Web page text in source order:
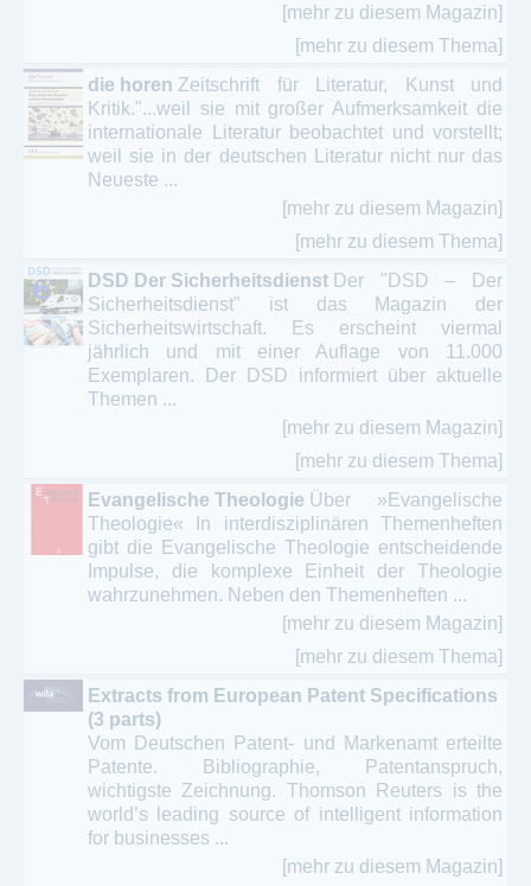
[mehr zu diesem Magazin]
[mehr zu diesem Thema]
die horen Zeitschrift für Literatur, Kunst und
Kritik."...weil sie mit großer Aufmerksamkeit die
internationale Literatur beobachtet und vorstellt;
weil sie in der deutschen Literatur nicht nur das
Neueste ...
[mehr zu diesem Magazin]
[mehr zu diesem Thema]
DSD Der Sicherheitsdienst Der "DSD – Der
Sicherheitsdienst" ist das Magazin der
Sicherheitswirtschaft. Es erscheint viermal
jährlich und mit einer Auflage von 11.000
Exemplaren. Der DSD informiert über aktuelle
Themen ...
[mehr zu diesem Magazin]
[mehr zu diesem Thema]
Evangelische Theologie Über »Evangelische
Theologie« In interdisziplinären Themenheften
gibt die Evangelische Theologie entscheidende
Impulse, die komplexe Einheit der Theologie
wahrzunehmen. Neben den Themenheften ...
[mehr zu diesem Magazin]
[mehr zu diesem Thema]
Extracts from European Patent Specifications
(3 parts)
Vom Deutschen Patent- und Markenamt erteilte
Patente. Bibliographie, Patentanspruch,
wichtigste Zeichnung. Thomson Reuters is the
world’s leading source of intelligent information
for businesses ...
[mehr zu diesem Magazin]